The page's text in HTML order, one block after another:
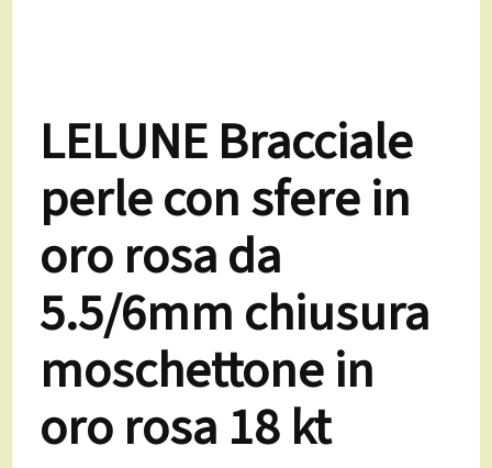
LELUNE Bracciale
perle con sfere in
oro rosa da
5.5/6mm chiusura
moschettone in
oro rosa 18 kt